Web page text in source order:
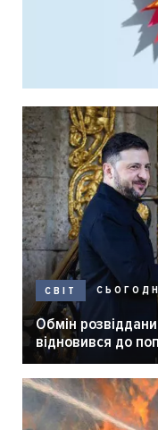
СВІТ
Обмін
відновився до